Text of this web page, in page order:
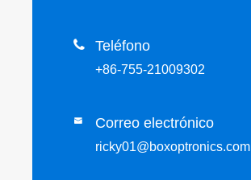
 Teléfono
+86-755-21009302
 Correo electrónico
ricky01@boxoptronics.com